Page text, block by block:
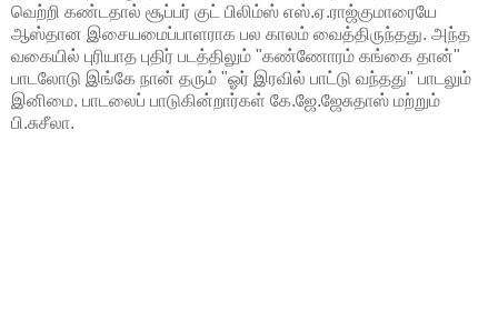
வெற்றி கண்டதால் சூப்பர் குட் பிலிம்ஸ் எஸ்.ஏ.ராஜ்குமாரையே
ஆஸ்தான இசையமைப்பாளராக பல காலம் வைத்திருந்தது. அந்த
வகையில் புரியாத புதிர் படத்திலும் "கண்ணோரம் கங்கை தான்"
பாடலோடு இங்கே நான் தரும் "ஓர் இரவில் பாட்டு வந்தது" பாடலும்
இனிமை. பாடலைப் பாடுகின்றார்கள் கே.ஜே.ஜேசுதாஸ் மற்றும்
பி.சுசீலா.